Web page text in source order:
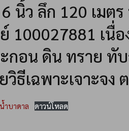
นิ้ว ลึก 120 เมต
100027881 เนื่
ะกอน ดิน ทราย ทั
ธีเฉพาะเจาะจง
ำบาดาล ดาวน์โหลด